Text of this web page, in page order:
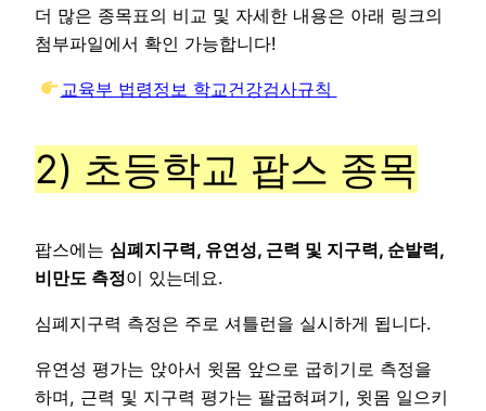
더 많은 종목표의 비교 및 자세한 내용은 아래 링크의
첨부파일에서 확인 가능합니다!
교육부 법령정보 학교건강검사규칙
2) 초등학교 팝스 종목
팝스에는 심폐지구력, 유연성, 근력 및 지구력, 순발력,
비만도 측정이 있는데요.
심폐지구력 측정은 주로 셔틀런을 실시하게 됩니다.
유연성 평가는 앉아서 윗몸 앞으로 굽히기로 측정을
하며, 근력 및 지구력 평가는 팔굽혀펴기, 윗몸 일으키